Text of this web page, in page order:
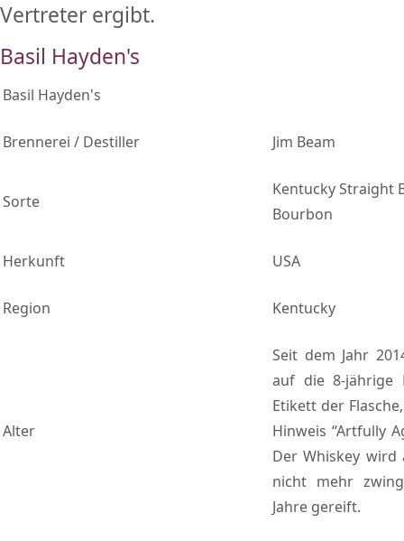
Vertreter ergibt.
Basil Hayden's
Basil Hayden's
Brennerei / Destiller Jim Beam
Sorte
Kentucky Straight
Bourbon
Herkunft USA
Region Kentucky
Alter
Seit dem Jahr
auf die 8-jährige
Etikett der
Hinweis “Artfully
Der Whiskey wird
nicht mehr
Jahre gereift.